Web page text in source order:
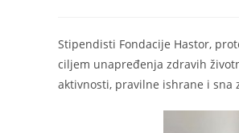
Stipendisti Fondacije Hastor,
ciljem unapređenja zdravih
aktivnosti, pravilne ishrane i sna